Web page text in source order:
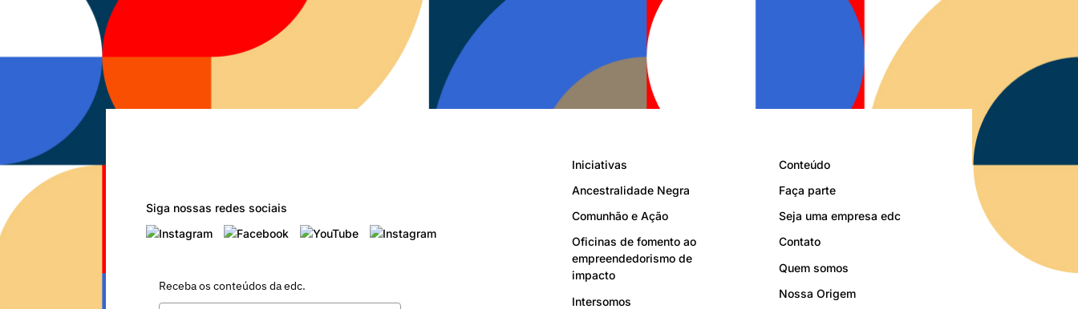
Siga nossas redes sociais
Receba os conteúdos da edc.
Iniciativas
Ancestralidade Negra
Comunhão e Ação
Oficinas de fomento ao
empreendedorismo de
impacto
Intersomos
Conteúdo
Faça parte
Seja uma empresa edc
Contato
Quem somos
Nossa Origem